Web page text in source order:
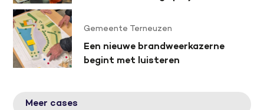
Gemeente Terneuzen
Een nieuwe brandweerkazerne
begint met luisteren
Meer cases